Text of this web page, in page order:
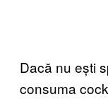
Dacă nu ești
consuma